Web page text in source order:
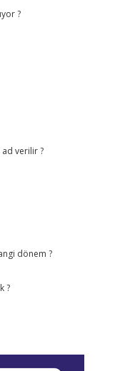
?
verilir ?
dönem ?
?